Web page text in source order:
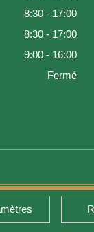
8:30 - 17:00
8:30 - 17:00
9:00 - 16:00
Fermé